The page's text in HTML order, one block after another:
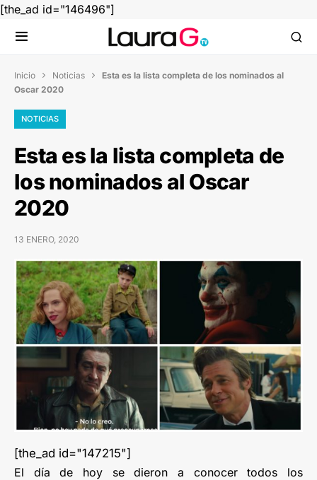
[the_ad id="146496"]
Inicio  Noticias  Esta es la lista completa de los nominados al
Oscar 2020
NOTICIAS
Esta es la lista completa de
los nominados al Oscar
2020
13 ENERO, 2020
[the_ad id="147215"]
El día de hoy se dieron a conocer todos los